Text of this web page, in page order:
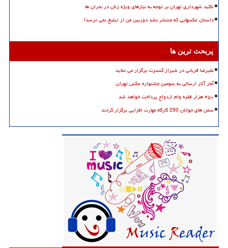
تاکید شهرداری تهران بر توجه به نیازهای ویژه زنان در بحران ها
داستان عکسهایی که منتشر نشد دوربین من از تبلیغ نمی ترسد!
پربحث ترین ها
علیرضا قربانی در شیراز کنسرت برگزار می نماید
آمار آثار ارسالی به سومین جشنواره عکس تهران
۴۵۰ هزار فقره وام ازدواج پرداخت خواهد شد
سمن های جوانان 250 کارگاه مهارت افزایی برگزار کردند